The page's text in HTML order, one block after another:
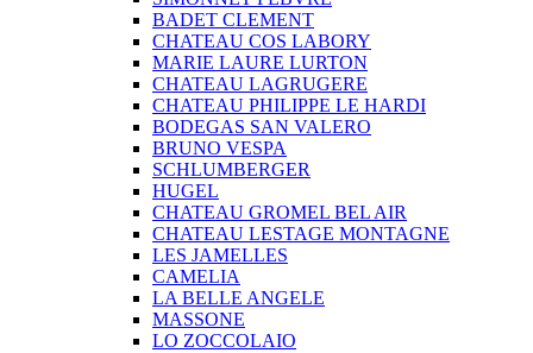
BADET CLEMENT
CHATEAU COS LABORY
MARIE LAURE LURTON
CHATEAU LAGRUGERE
CHATEAU PHILIPPE LE HARDI
BODEGAS SAN VALERO
BRUNO VESPA
SCHLUMBERGER
HUGEL
CHATEAU GROMEL BEL AIR
CHATEAU LESTAGE MONTAGNE
LES JAMELLES
CAMELIA
LA BELLE ANGELE
MASSONE
LO ZOCCOLAIO